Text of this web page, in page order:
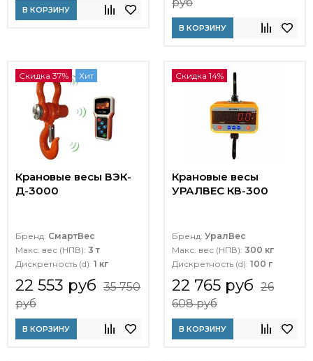
В КОРЗИНУ
В КОРЗИНУ
Скидка 37% Хит
Крановые весы ВЭК-
Д-3000
Бренд: СмартВес
Макс. вес (НПВ): 3 т
Дискретность (d): 1 кг
22 553 руб 35 750
руб
В КОРЗИНУ
Скидка 14%
Крановые весы
УРАЛВЕС КВ-300
Бренд: УралВес
Макс. вес (НПВ): 300 кг
Дискретность (d): 100 г
22 765 руб 26
608 руб
В КОРЗИНУ